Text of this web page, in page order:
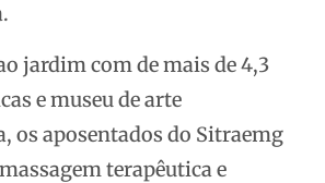
jardim com de mais de 4,3
e museu de arte
os aposentados do Sitraemg
terapêutica e